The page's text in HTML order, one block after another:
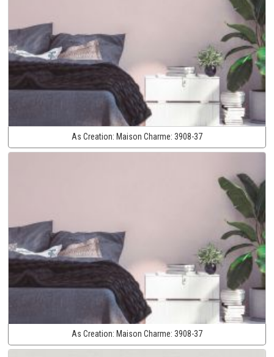
As Creation: Maison Charme: 3908-37
As Creation: Maison Charme: 3908-37